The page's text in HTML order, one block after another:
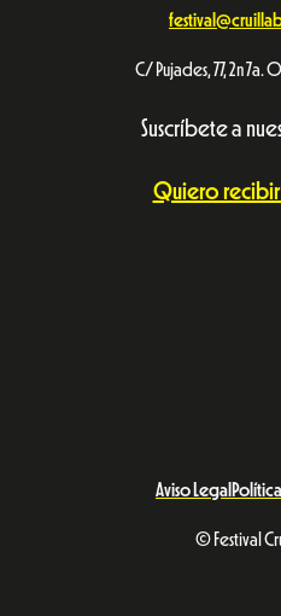
C/ Pujades, 77, 2n
Suscríbete a
Quiero
Aviso Legal
© Festival